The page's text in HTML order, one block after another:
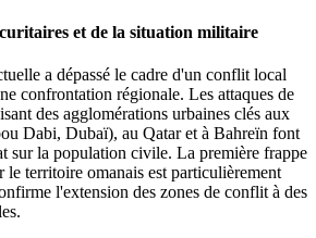
et de la situation militaire
a dépassé le cadre d'un conflit local
confrontation régionale. Les attaques de
des agglomérations urbaines clés aux
Dabi, Dubaï), au Qatar et à Bahreïn font
sur la population civile. La première frappe
le territoire omanais est particulièrement
l'extension des zones de conflit à des